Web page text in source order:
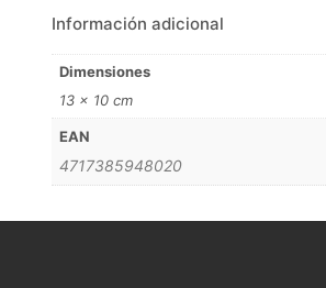
Información adicional
Dimensiones
13 × 10 cm
EAN
4717385948020